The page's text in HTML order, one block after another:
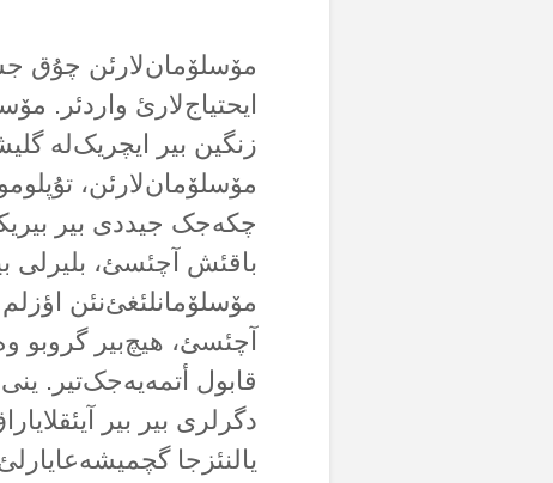
مۆسلۆمان‌لارئن چۇق
ایحتیاج‌لارئ واردئر.
زنگین بیر ایچریک‌لە
مۆسلۆمان‌لارئن،
چکەجک جیددی بیر
باقئش آچئسئ، بلیرلی
مۆسلۆمانلئغئ‌نئن
آچئسئ، هیچ‌بیر گروبو
قابول أتمەیەجک‌تیر.
دگرلری بیر بیر
یالنئزجا